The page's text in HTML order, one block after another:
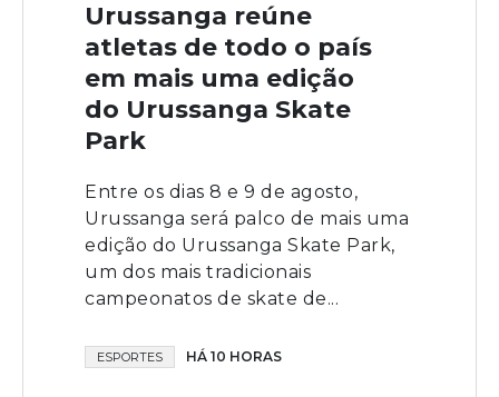
Urussanga reúne
atletas de todo o país
em mais uma edição
do Urussanga Skate
Park
Entre os dias 8 e 9 de agosto,
Urussanga será palco de mais uma
edição do Urussanga Skate Park,
um dos mais tradicionais
campeonatos de skate de...
ESPORTES HÁ 10 HORAS